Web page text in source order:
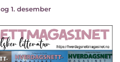
1. desember